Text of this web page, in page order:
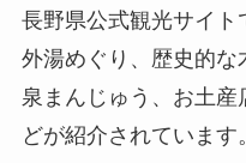
長野県公式観光サイト
外湯めぐり、歴史的な
泉まんじゅう、お土
どが紹介されています。